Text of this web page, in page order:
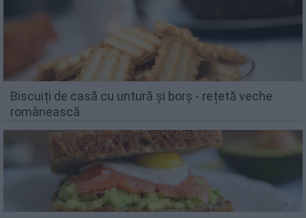
Biscuiți de casă cu untură și borș - rețetă veche
românească